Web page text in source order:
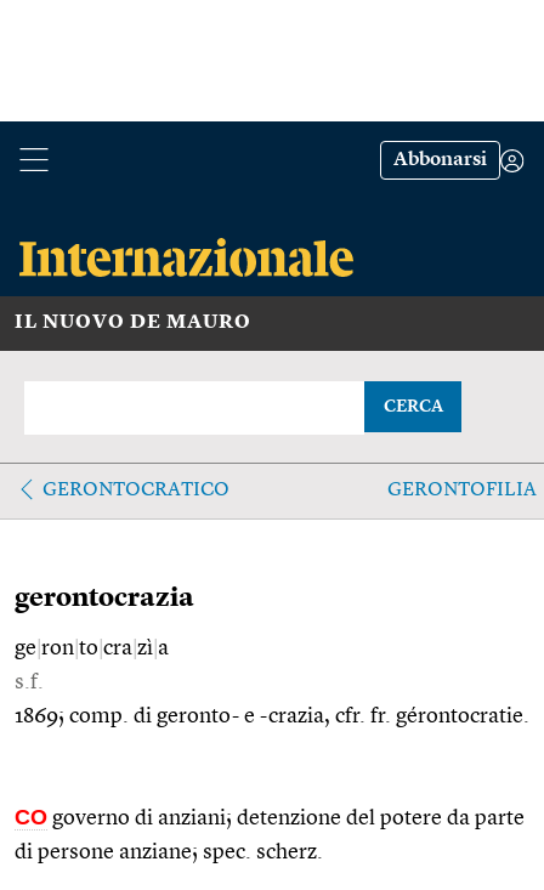
Abbonarsi
IL NUOVO DE MAURO
CERCA
GERONTOCRATICO GERONTOFILIA
gerontocrazia
ge ron to cra zì a
s.f.
1869; comp. di geronto- e -crazia, cfr. fr. gérontocratie.
CO governo di anziani; detenzione del potere da parte
di persone anziane; spec. scherz.